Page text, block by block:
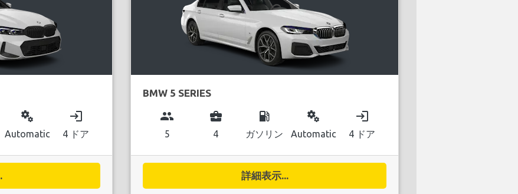
miscellaneous_services
Automatic
login
4 ドア
BMW 5 SERIES
group
5
business_center
4
local_gas_station
ガソリン
miscellaneous_services
Automatic
login
4 ドア
詳細表示...